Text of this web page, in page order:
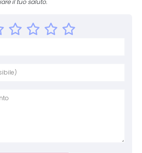
il tuo saluto.